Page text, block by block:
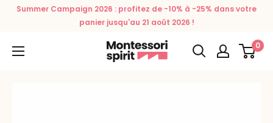
PasserSummer Campaign 2026 : profitez de -10% à -25% dans votre
panier jusqu'au 21 août 2026 !
Montessori
Spirit
0